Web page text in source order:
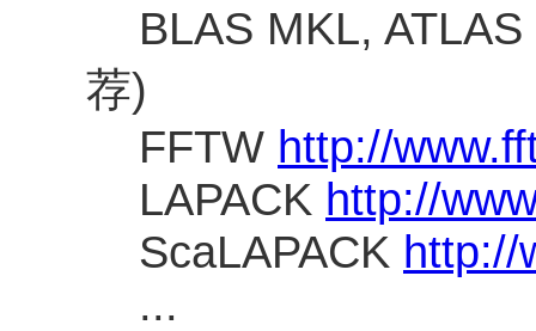
BLAS MKL, ATLAS
荐)
FFTW http://
LAPACK http://
ScaLAPACK http://
...